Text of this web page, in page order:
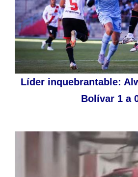
Líder inquebrantable:
Bolívar 1 a